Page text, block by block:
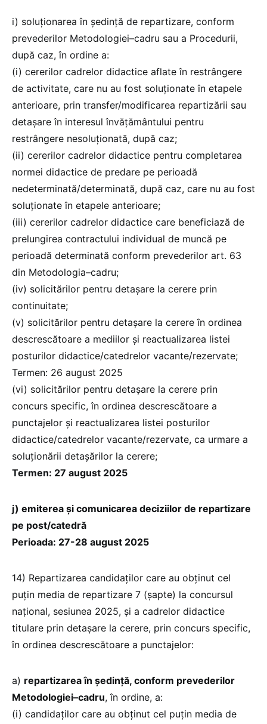
i) soluționarea în ședință de repartizare, conform
prevederilor Metodologiei–cadru sau a Procedurii,
după caz, în ordine a:
(i) cererilor cadrelor didactice aflate în restrângere
de activitate, care nu au fost soluționate în etapele
anterioare, prin transfer/modificarea repartizării sau
detașare în interesul învățământului pentru
restrângere nesoluționată, după caz;
(ii) cererilor cadrelor didactice pentru completarea
normei didactice de predare pe perioadă
nedeterminată/determinată, după caz, care nu au fost
soluționate în etapele anterioare;
(iii) cererilor cadrelor didactice care beneficiază de
prelungirea contractului individual de muncă pe
perioadă determinată conform prevederilor art. 63
din Metodologia–cadru;
(iv) solicitărilor pentru detașare la cerere prin
continuitate;
(v) solicitărilor pentru detașare la cerere în ordinea
descrescătoare a mediilor și reactualizarea listei
posturilor didactice/catedrelor vacante/rezervate;
Termen: 26 august 2025
(vi) solicitărilor pentru detașare la cerere prin
concurs specific, în ordinea descrescătoare a
punctajelor și reactualizarea listei posturilor
didactice/catedrelor vacante/rezervate, ca urmare a
soluționării detașărilor la cerere;
Termen: 27 august 2025
j) emiterea și comunicarea deciziilor de repartizare
pe post/catedră
Perioada: 27-28 august 2025
14) Repartizarea candidaților care au obținut cel
puțin media de repartizare 7 (șapte) la concursul
național, sesiunea 2025, și a cadrelor didactice
titulare prin detașare la cerere, prin concurs specific,
în ordinea descrescătoare a punctajelor:
a) repartizarea în ședință, conform prevederilor
Metodologiei–cadru, în ordine, a:
(i) candidaților care au obținut cel puțin media de